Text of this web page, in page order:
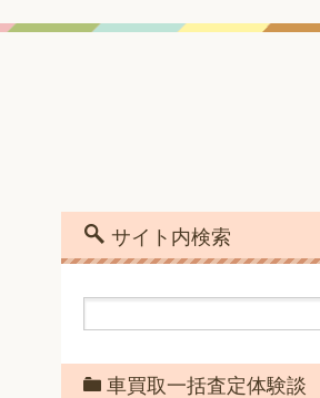
サイト内検索
車買取一括査定体験談